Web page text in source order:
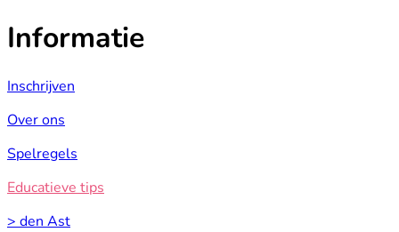
Informatie
Inschrijven
Over ons
Spelregels
Educatieve tips
> den Ast